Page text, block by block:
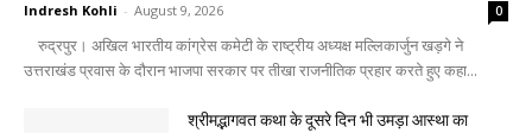
Indresh Kohli - August 9, 2026 0
रुद्रपुर। अखिल भारतीय कांग्रेस कमेटी के राष्ट्रीय अध्यक्ष मल्लिकार्जुन खड़गे ने
उत्तराखंड प्रवास के दौरान भाजपा सरकार पर तीखा राजनीतिक प्रहार करते हुए कहा...
श्रीमद्भागवत कथा के दूसरे दिन भी उमड़ा आस्था का